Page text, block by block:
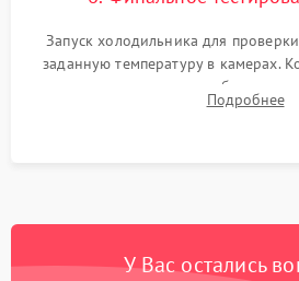
Запуск холодильника для
заданную температуру в камерах.
компрессора, отсутствия
срабатывания системыПодробнее
У Вас остались